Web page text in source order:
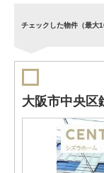
チェックした物件（最大
大阪市中央区